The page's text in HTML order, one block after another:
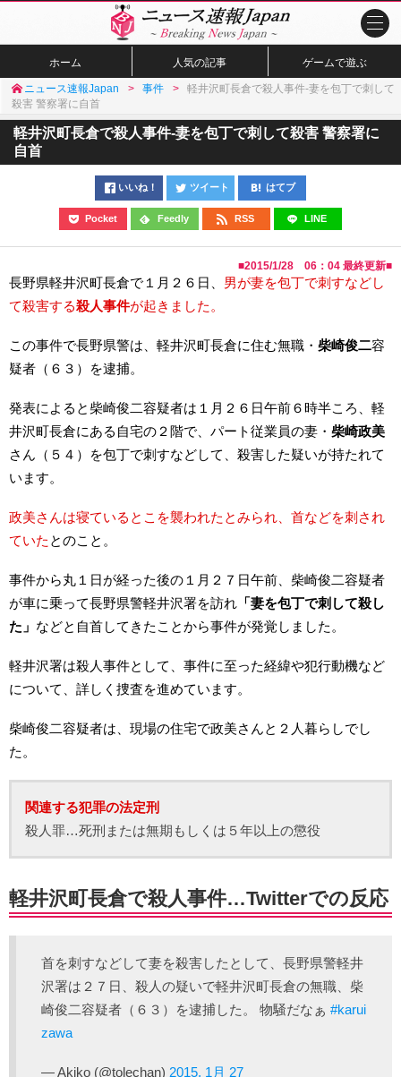
ホーム 人気の記事 ゲームで遊ぶ
ニュース速報Japan 事件
軽井沢町長倉で殺人事件-妻を包丁で刺して
殺害 警察署に自首
軽井沢町長倉で殺人事件-妻を包丁で刺して殺害 警察署に
自首
いいね！ ツイート はてブ
Pocket Feedly RSS LINE
■2015/1/28 06：04 最終更新■
長野県軽井沢町長倉で１月２６日、 男が妻を包丁で刺すなどし
て殺害する殺人事件が起きました。
この事件で長野県警は、軽井沢町長倉に住む無職・ 柴崎俊二容
疑者（６３）を逮捕。
発表によると柴崎俊二容疑者は１月２６日午前６時半ころ、軽
井沢町長倉にある自宅の２階で、パート従業員の妻・ 柴崎政美
さん（５４）を包丁で刺すなどして、殺害した疑いが持たれて
います。
政美さんは寝ているとこを襲われたとみられ、首などを刺され
ていた とのこと。
事件から丸１日が経った後の１月２７日午前、柴崎俊二容疑者
が車に乗って長野県警軽井沢署を訪れ 「妻を包丁で刺して殺し
た」 などと自首してきたことから事件が発覚しました。
軽井沢署は殺人事件として、事件に至った経緯や犯行動機など
について、詳しく捜査を進めています。
柴崎俊二容疑者は、現場の住宅で政美さんと２人暮らしでし
た。
関連する犯罪の法定刑
殺人罪…死刑または無期もしくは５年以上の懲役
軽井沢町長倉で殺人事件…Twitterでの反応
首を刺すなどして妻を殺害したとして、長野県警軽井
沢署は２７日、殺人の疑いで軽井沢町長倉の無職、柴
崎俊二容疑者（６３）を逮捕した。 物騒だなぁ #karui
zawa
— Akiko (@tolechan) 2015, 1月 27